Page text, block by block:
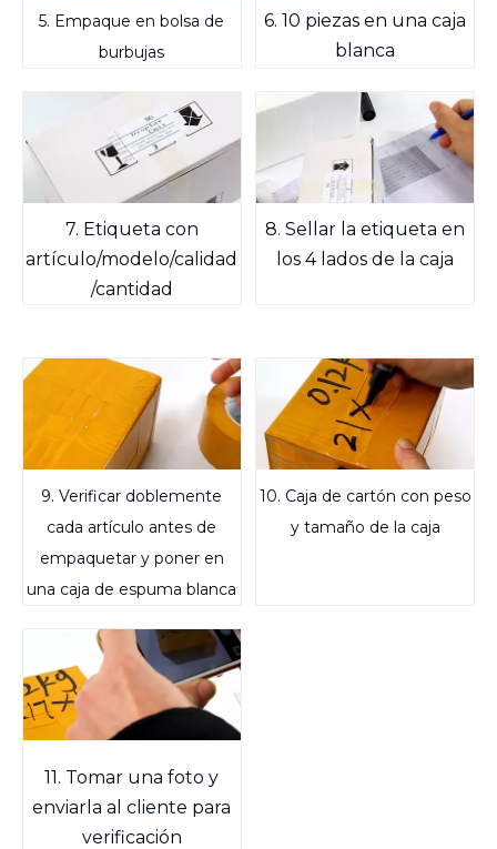
5. Empaque en bolsa de
burbujas
6. 10 piezas en una caja
blanca
7. Etiqueta con
artículo/modelo/calidad
/cantidad
8. Sellar la etiqueta en
los 4 lados de la caja
9. Verificar doblemente
cada artículo antes de
empaquetar y poner en
una caja de espuma blanca
10. Caja de cartón con peso
y tamaño de la caja
11. Tomar una foto y
enviarla al cliente para
verificación